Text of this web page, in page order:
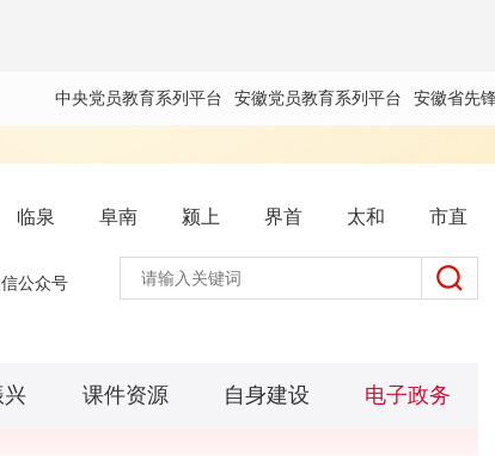
中央党员教育系列平台 安徽党员教育系列平台 安徽省先
临泉 阜南 颍上 界首 太和 市直
公众号
兴 课件资源 自身建设 电子政务